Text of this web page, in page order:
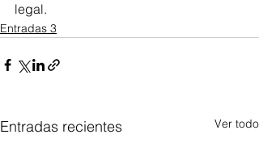
legal.
Entradas 3
Entradas recientes Ver todo